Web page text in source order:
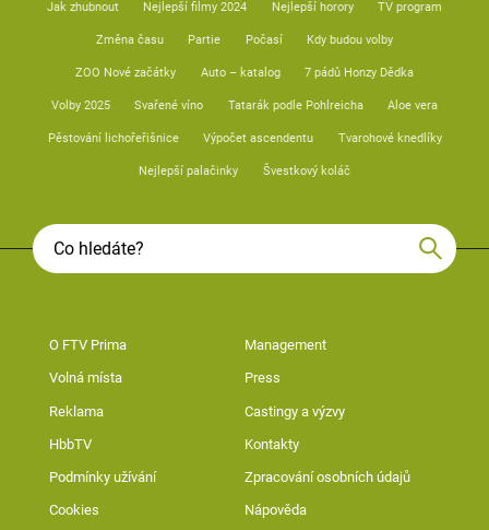
Jak zhubnout Nejlepší filmy 2024 Nejlepší horory TV program
Změna času Partie Počasí Kdy budou volby
ZOO Nové začátky Auto – katalog 7 pádů Honzy Dědka
Volby 2025 Svařené víno Tatarák podle Pohlreicha Aloe vera
Pěstování lichořeřišnice Výpočet ascendentu Tvarohové knedlíky
Nejlepší palačinky Švestkový koláč
O FTV Prima Management
Volná místa Press
Reklama Castingy a výzvy
HbbTV Kontakty
Podmínky užívání Zpracování osobních údajů
Cookies Nápověda